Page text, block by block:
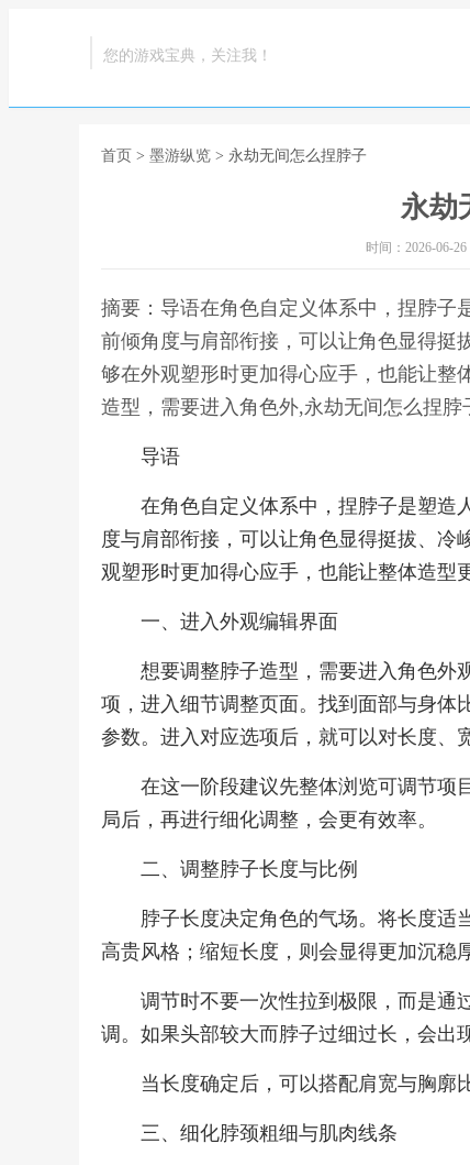
您的游戏宝典，关注我！
首页 > 墨游纵览 > 永劫无间怎么捏脖子
永劫
时间：2026-06-26
摘要：导语在角色自定义体系中，捏脖子
前倾角度与肩部衔接，可以让角色显得挺
够在外观塑形时更加得心应手，也能让整
造型，需要进入角色外,永劫无间怎么捏脖
导语
在角色自定义体系中，捏脖子是塑造
度与肩部衔接，可以让角色显得挺拔、
观塑形时更加得心应手，也能让整体造型
一、进入外观编辑界面
想要调整脖子造型，需要进入角色外
项，进入细节调整页面。找到面部与身体
参数。进入对应选项后，就可以对长度、
在这一阶段建议先整体浏览可调节项
局后，再进行细化调整，会更有效率。
二、调整脖子长度与比例
脖子长度决定角色的气场。将长度适
高贵风格；缩短长度，则会显得更加沉稳
调节时不要一次性拉到极限，而是通
调。如果头部较大而脖子过细过长，会出
当长度确定后，可以搭配肩宽与胸廓
三、细化脖颈粗细与肌肉线条